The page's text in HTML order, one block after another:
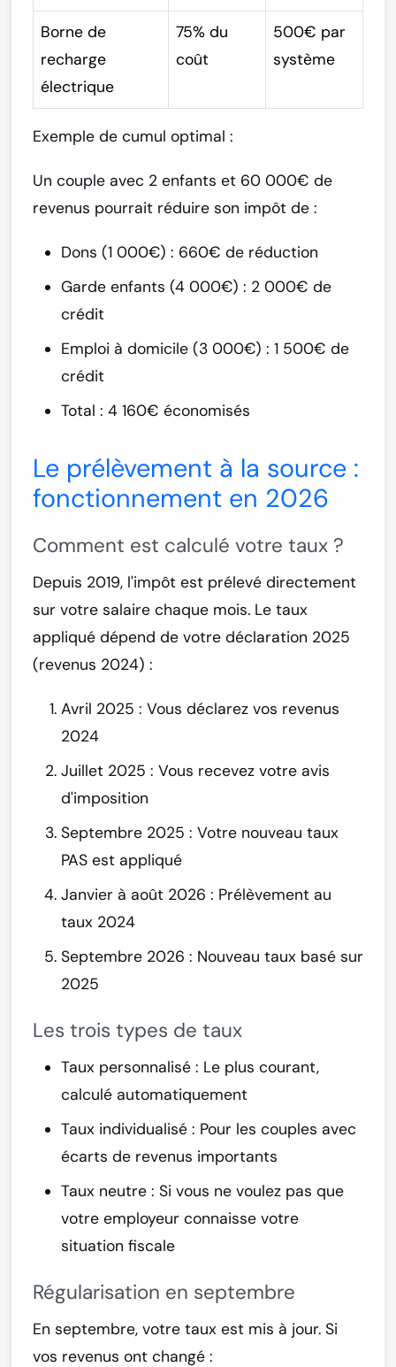
Borne de
recharge
électrique
75% du
coût
500€ par
système
Exemple de cumul optimal :
Un couple avec 2 enfants et 60 000€ de
revenus pourrait réduire son impôt de :
Dons (1 000€) : 660€ de réduction
Garde enfants (4 000€) : 2 000€ de
crédit
Emploi à domicile (3 000€) : 1 500€ de
crédit
Total : 4 160€ économisés
Le prélèvement à la source :
fonctionnement en 2026
Comment est calculé votre taux ?
Depuis 2019, l'impôt est prélevé directement
sur votre salaire chaque mois. Le taux
appliqué dépend de votre déclaration 2025
(revenus 2024) :
Avril 2025 : Vous déclarez vos revenus
2024
Juillet 2025 : Vous recevez votre avis
d'imposition
Septembre 2025 : Votre nouveau taux
PAS est appliqué
Janvier à août 2026 : Prélèvement au
taux 2024
Septembre 2026 : Nouveau taux basé sur
2025
Les trois types de taux
Taux personnalisé : Le plus courant,
calculé automatiquement
Taux individualisé : Pour les couples avec
écarts de revenus importants
Taux neutre : Si vous ne voulez pas que
votre employeur connaisse votre
situation fiscale
Régularisation en septembre
En septembre, votre taux est mis à jour. Si
vos revenus ont changé :